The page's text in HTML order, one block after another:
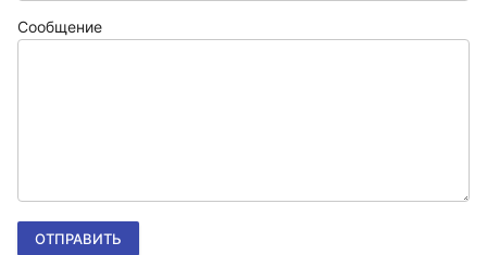
Сообщение
ОТПРАВИТЬ